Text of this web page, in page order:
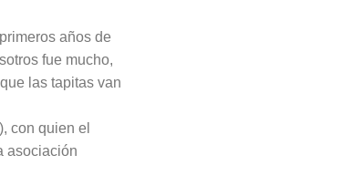
años de
fue mucho,
las tapitas van
con quien el
asociación